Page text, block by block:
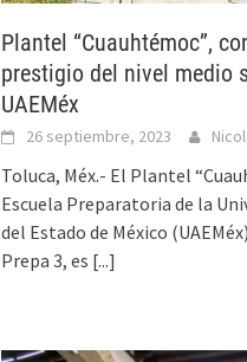
Plantel “Cuauhtémoc”,
prestigio del nivel medio
UAEMéx
26 septiembre, 2023
Toluca, Méx.- El Plantel
Escuela Preparatoria de la
del Estado de México
Prepa 3, es [...]